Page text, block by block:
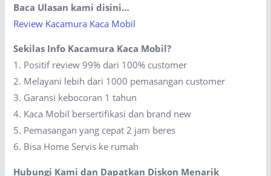
Baca Ulasan kami disini…
Review Kacamura Kaca Mobil
Sekilas Info Kacamura Kaca Mobil?
1. Positif review 99% dari 100% customer
2. Melayani lebih dari 1000 pemasangan customer
3. Garansi kebocoran 1 tahun
4. Kaca Mobil bersertifikasi dan brand new
5. Pemasangan yang cepat 2 jam beres
6. Bisa Home Servis ke rumah
Hubungi Kami dan Dapatkan Diskon Menarik